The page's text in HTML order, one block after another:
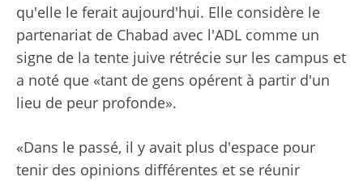
qu'elle le ferait aujourd'hui. Elle considère le
partenariat de Chabad avec l'ADL comme un
signe de la tente juive rétrécie sur les campus et
a noté que «tant de gens opérent à partir d'un
lieu de peur profonde».
«Dans le passé, il y avait plus d'espace pour
tenir des opinions différentes et se réunir